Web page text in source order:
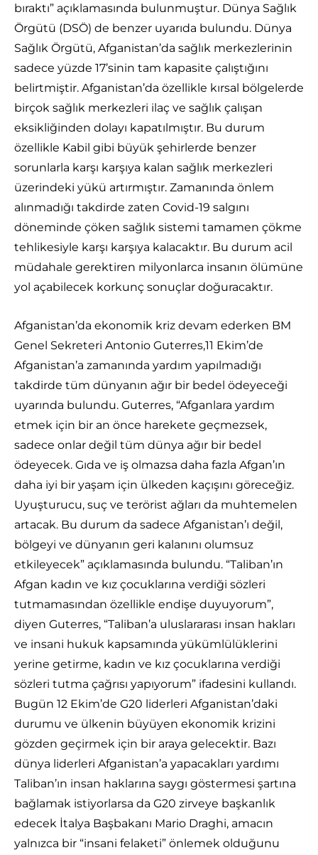
bıraktı” açıklamasında bulunmuştur. Dünya Sağlık
Örgütü (DSÖ) de benzer uyarıda bulundu. Dünya
Sağlık Örgütü, Afganistan’da sağlık merkezlerinin
sadece yüzde 17’sinin tam kapasite çalıştığını
belirtmiştir. Afganistan’da özellikle kırsal bölgelerde
birçok sağlık merkezleri ilaç ve sağlık çalışan
eksikliğinden dolayı kapatılmıştır. Bu durum
özellikle Kabil gibi büyük şehirlerde benzer
sorunlarla karşı karşıya kalan sağlık merkezleri
üzerindeki yükü artırmıştır. Zamanında önlem
alınmadığı takdirde zaten Covid-19 salgını
döneminde çöken sağlık sistemi tamamen çökme
tehlikesiyle karşı karşıya kalacaktır. Bu durum acil
müdahale gerektiren milyonlarca insanın ölümüne
yol açabilecek korkunç sonuçlar doğuracaktır.
Afganistan’da ekonomik kriz devam ederken BM
Genel Sekreteri Antonio Guterres,11 Ekim’de
Afganistan’a zamanında yardım yapılmadığı
takdirde tüm dünyanın ağır bir bedel ödeyeceği
uyarında bulundu. Guterres, “Afganlara yardım
etmek için bir an önce harekete geçmezsek,
sadece onlar değil tüm dünya ağır bir bedel
ödeyecek. Gıda ve iş olmazsa daha fazla Afgan’ın
daha iyi bir yaşam için ülkeden kaçışını göreceğiz.
Uyuşturucu, suç ve terörist ağları da muhtemelen
artacak. Bu durum da sadece Afganistan’ı değil,
bölgeyi ve dünyanın geri kalanını olumsuz
etkileyecek” açıklamasında bulundu. “Taliban’ın
Afgan kadın ve kız çocuklarına verdiği sözleri
tutmamasından özellikle endişe duyuyorum”,
diyen Guterres, “Taliban’a uluslararası insan hakları
ve insani hukuk kapsamında yükümlülüklerini
yerine getirme, kadın ve kız çocuklarına verdiği
sözleri tutma çağrısı yapıyorum” ifadesini kullandı.
Bugün 12 Ekim’de G20 liderleri Afganistan’daki
durumu ve ülkenin büyüyen ekonomik krizini
gözden geçirmek için bir araya gelecektir. Bazı
dünya liderleri Afganistan’a yapacakları yardımı
Taliban’ın insan haklarına saygı göstermesi şartına
bağlamak istiyorlarsa da G20 zirveye başkanlık
edecek İtalya Başbakanı Mario Draghi, amacın
yalnızca bir “insani felaketi” önlemek olduğunu